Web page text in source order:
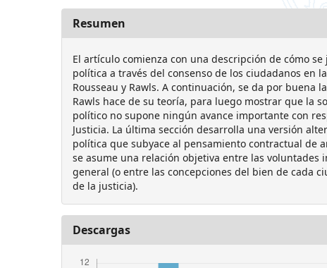
Resumen
El artículo comienza con una descripción de cómo
política a través del consenso de los ciudadanos en
Rousseau y Rawls. A continuación, se da por buena
Rawls hace de su teoría, para luego mostrar que la
político no supone ningún avance importante con
Justicia. La última sección desarrolla una versión
política que subyace al pensamiento contractual de
se asume una relación objetiva entre las voluntades
general (o entre las concepciones del bien de cada
de la justicia).
Descargas